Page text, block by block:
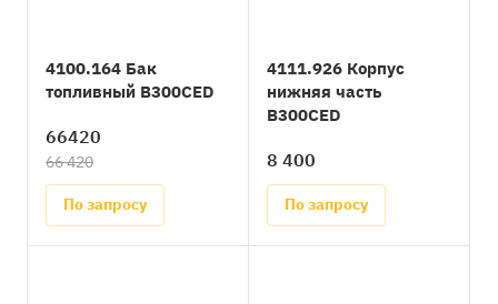
4100.164 Бак
топливный B300CED
66420
66 420
По запросу
4111.926 Корпус
нижняя часть
B300CED
8 400
По запросу